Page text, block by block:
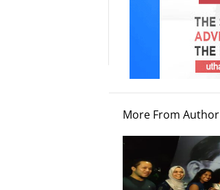
More From Author